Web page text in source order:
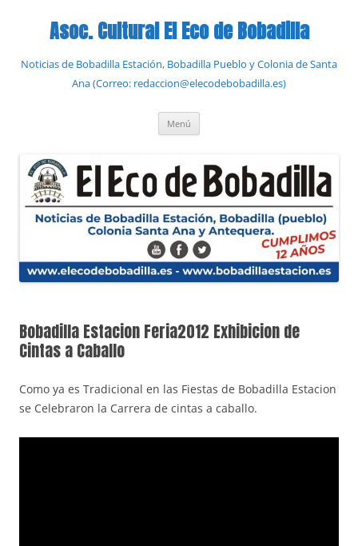
contenidoAsoc. Cultural El Eco de Bobadilla
Noticias de Bobadilla Estación, Bobadilla Pueblo y Colonia de Santa
Ana (Correo: redaccion@elecodebobadilla.es)
Menú
Bobadilla Estacion Feria2012 Exhibicion de
Cintas a Caballo
Como ya es Tradicional en las Fiestas de Bobadilla Estacion
se Celebraron la Carrera de cintas a caballo.